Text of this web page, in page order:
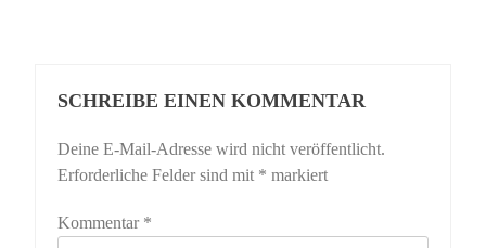
SCHREIBE EINEN KOMMENTAR
Deine E-Mail-Adresse wird nicht veröffentlicht.
Erforderliche Felder sind mit * markiert
Kommentar *